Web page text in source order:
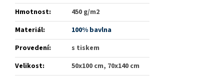
Hmotnost:
450 g/m2
Materiál:
100% bavlna
Provedení:
s tiskem
Velikost:
50x100 cm, 70x140 cm